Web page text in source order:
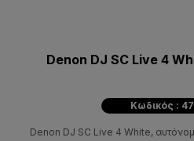
Denon DJ SC Live 4
Κωδικός :
Denon DJ SC Live 4 White,